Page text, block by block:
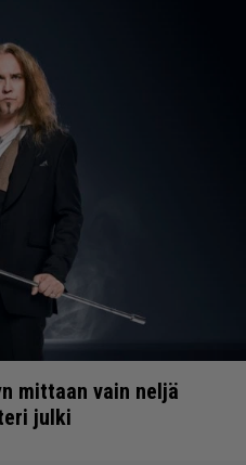
mittaan vain neljä
julki